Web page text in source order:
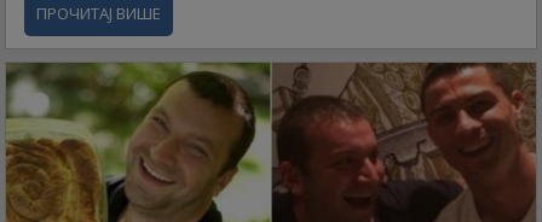
ПРОЧИТАЈ ВИШЕ